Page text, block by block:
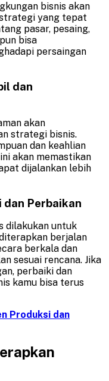
bisnis akan
yang tepat
pasar, pesaing,
bisa
persaingan
dan
akan
strategi bisnis.
dan keahlian
akan memastikan
dijalankan lebih
dan Perbaikan
dilakukan untuk
berjalan
berkala dan
sesuai rencana. Jika
perbaiki dan
kamu bisa terus
Produksi dan